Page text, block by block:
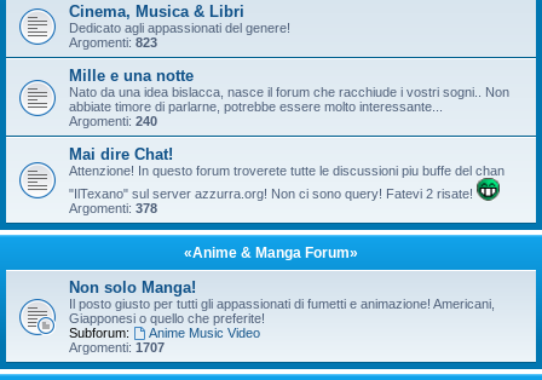
Cinema, Musica & Libri
Dedicato agli appassionati del genere!
Argomenti: 823
Mille e una notte
Nato da una idea bislacca, nasce il forum che racchiude i vostri sogni.. Non
abbiate timore di parlarne, potrebbe essere molto interessante...
Argomenti: 240
Mai dire Chat!
Attenzione! In questo forum troverete tutte le discussioni piu buffe del chan
"IlTexano" sul server azzurra.org! Non ci sono query! Fatevi 2 risate!
Argomenti: 378
«Anime & Manga Forum»
Non solo Manga!
Il posto giusto per tutti gli appassionati di fumetti e animazione! Americani,
Giapponesi o quello che preferite!
Subforum:
Anime Music Video
Argomenti: 1707